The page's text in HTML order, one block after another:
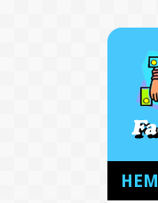
HEM